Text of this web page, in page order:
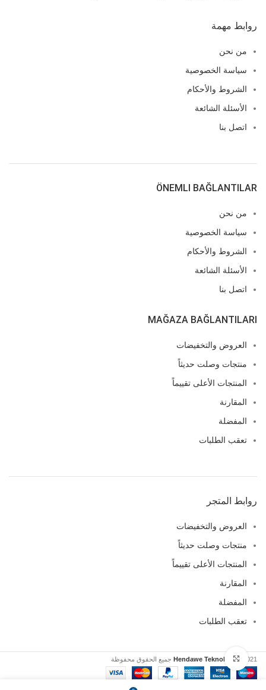
Click to enlarge
Click to enlarge
روابط مهمة
من نحن
سياسة الخصوصية
الشروط والأحكام
الأسئلة الشائعة
اتصل بنا
ÖNEMLI BAĞLANTILAR
من نحن
سياسة الخصوصية
الشروط والأحكام
الأسئلة الشائعة
اتصل بنا
MAĞAZA BAĞLANTILARI
العروض والتخفيضات
منتجات وصلت حديثاً
المنتجات الأعلى تقييماً
المقارنة
المفضلة
تعقب الطلبات
روابط المتجر
العروض والتخفيضات
منتجات وصلت حديثاً
المنتجات الأعلى تقييماً
المقارنة
المفضلة
تعقب الطلبات
Hendawe Teknoloji 2021 جميع الحقوق محفوظة